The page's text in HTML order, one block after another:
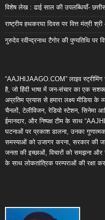
विशेष लेख : ढाई साल की उपलब्धियाँ-
राष्ट्रीय हथकरघा दिवस पर वित्त मंत्री
गुरुदेव रवीन्द्रनाथ टैगोर की पुण्यतिथि पर
“AAJHIJAAGO.COM” लाइव
है, जो हिंदी भाषा में जन-संचार का एक
अप्रतिम प्रयास से हमारा लक्ष्य मीडिया
चैनलों, टेलीविजन, रेडियो स्टेशन, सिनेमा
ईमानदार, और निष्पक्ष टीम के साथ
घटनाओं पर प्रकाश डालना, उनका
समस्याओं को उजागर करना, सरकार की
जनता की इच्छाओं, विचारों को समझना
के साथ लोकतांत्रिक परम्पराओं की रक्षा